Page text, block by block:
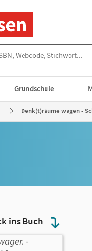
Grundschule
Denk(t)räume wagen -
ins Buch